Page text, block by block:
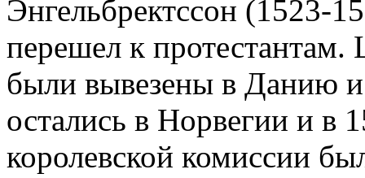
Энгельбректссон (1523-
перешел к
были вывезены в Данию
остались в Норвегии и в
королевской комиссии